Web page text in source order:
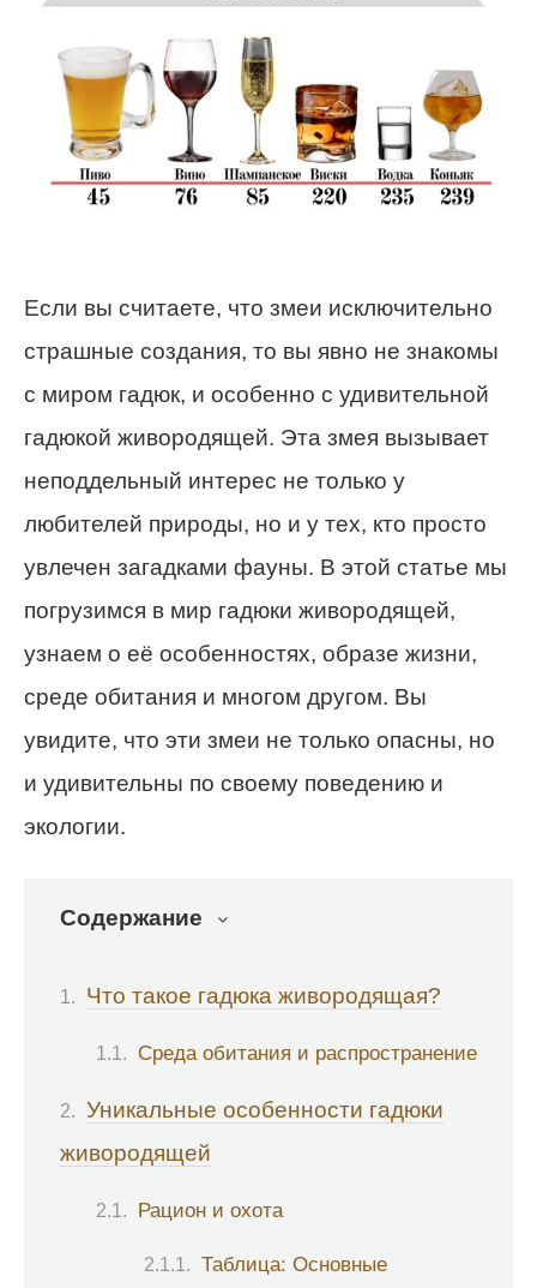
Если вы считаете, что змеи исключительно
страшные создания, то вы явно не знакомы
с миром гадюк, и особенно с удивительной
гадюкой живородящей. Эта змея вызывает
неподдельный интерес не только у
любителей природы, но и у тех, кто просто
увлечен загадками фауны. В этой статье мы
погрузимся в мир гадюки живородящей,
узнаем о её особенностях, образе жизни,
среде обитания и многом другом. Вы
увидите, что эти змеи не только опасны, но
и удивительны по своему поведению и
экологии.
Содержание
Что такое гадюка живородящая?
Среда обитания и распространение
Уникальные особенности гадюки
живородящей
Рацион и охота
Таблица: Основные